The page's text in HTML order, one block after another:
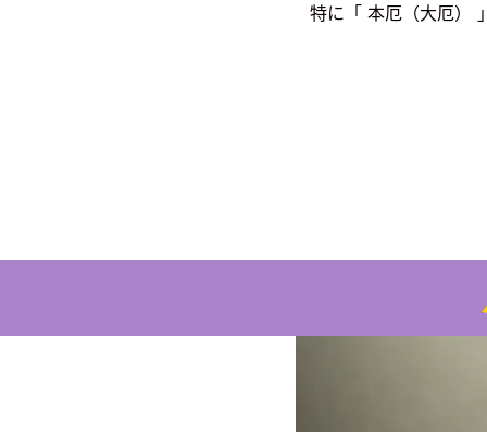
特に「 本厄（大厄）